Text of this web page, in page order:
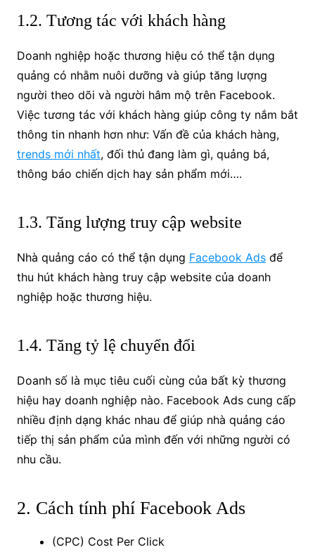
1.2. Tương tác với khách hàng
Doanh nghiệp hoặc thương hiệu có thể tận dụng
quảng có nhằm nuôi dưỡng và giúp tăng lượng
người theo dõi và người hâm mộ trên Facebook.
Việc tương tác với khách hàng giúp công ty nắm bắt
thông tin nhanh hơn như: Vấn đề của khách hàng,
trends mới nhất, đối thủ đang làm gì, quảng bá,
thông báo chiến dịch hay sản phẩm mới….
1.3. Tăng lượng truy cập website
Nhà quảng cáo có thể tận dụng Facebook Adsđể
thu hút khách hàng truy cập website của doanh
nghiệp hoặc thương hiệu.
1.4. Tăng tỷ lệ chuyển đổi
Doanh số là mục tiêu cuối cùng của bất kỳ thương
hiệu hay doanh nghiệp nào. Facebook Ads cung cấp
nhiều định dạng khác nhau để giúp nhà quảng cáo
tiếp thị sản phẩm của mình đến với những người có
nhu cầu.
2. Cách tính phí Facebook Ads
(CPC) Cost Per Click